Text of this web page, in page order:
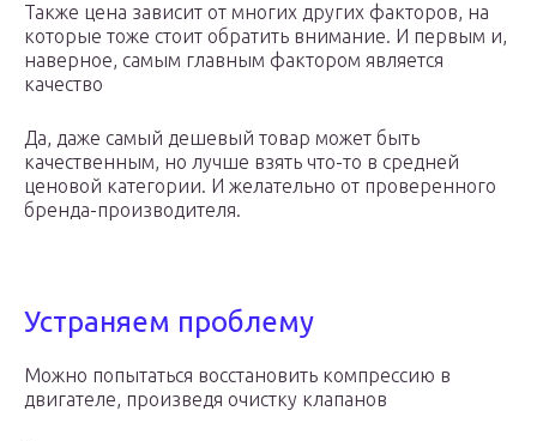
Также цена зависит от многих других факторов, на
которые тоже стоит обратить внимание. И первым и,
наверное, самым главным фактором является
качество
Да, даже самый дешевый товар может быть
качественным, но лучше взять что-то в средней
ценовой категории. И желательно от проверенного
бренда-производителя.
Устраняем проблему
Можно попытаться восстановить компрессию в
двигателе, произведя очистку клапанов